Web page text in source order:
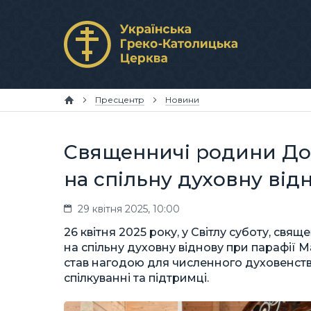
Пресцентр Новини
Священничі родини
на спільну духовну
29 квітня 2025, 10:00
26 квітня 2025 року, у Світлу суботу,
на спільну духовну віднову при парафії
став нагодою для численного
спілкуванні та підтримці.